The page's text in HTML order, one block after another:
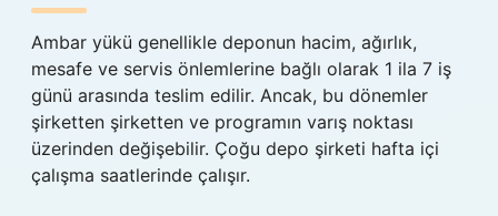
Ambar yükü genellikle deponun hacim, ağırlık,
mesafe ve servis önlemlerine bağlı olarak 1 ila 7 iş
günü arasında teslim edilir. Ancak, bu dönemler
şirketten şirketten ve programın varış noktası
üzerinden değişebilir. Çoğu depo şirketi hafta içi
çalışma saatlerinde çalışır.